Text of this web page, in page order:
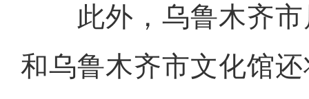
此外，乌鲁木齐市
和乌鲁木齐市文化馆